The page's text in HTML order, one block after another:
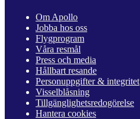
Om Apollo
Jobba hos oss
Flygprogram
Våra resmål
Press och media
Hållbart resande
Personuppgifter & integritet
Visselblåsning
Tillgänglighetsredogörelse
Hantera cookies